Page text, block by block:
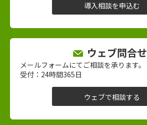
導入相談を申込む
ウェブ問合せ
メールフォームにてご相談を承ります。
受付：24時間365日
ウェブで相談する